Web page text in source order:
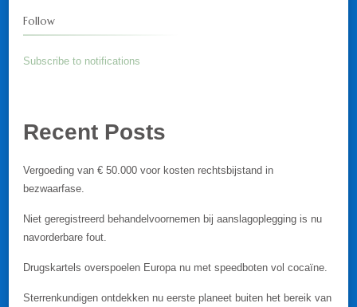
Follow
Subscribe to notifications
Recent Posts
Vergoeding van € 50.000 voor kosten rechtsbijstand in
bezwaarfase.
Niet geregistreerd behandelvoornemen bij aanslagoplegging is nu
navorderbare fout.
Drugskartels overspoelen Europa nu met speedboten vol cocaïne.
Sterrenkundigen ontdekken nu eerste planeet buiten het bereik van